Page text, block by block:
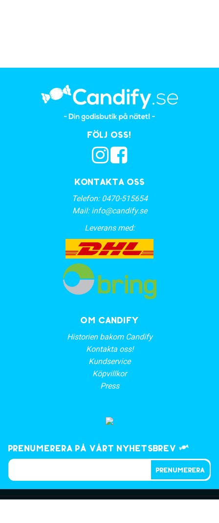
Kontakta oss
Telefon: 0470-515654
Mail: info@candify.se
Leverans med:
Följ oss!
OM CANDIFY
Historien bakom Candify
Kontakta oss!
Kundservice
Köpvillkor
Press
Prenumerera på vårt nyhetsbrev
PRENUMERERA